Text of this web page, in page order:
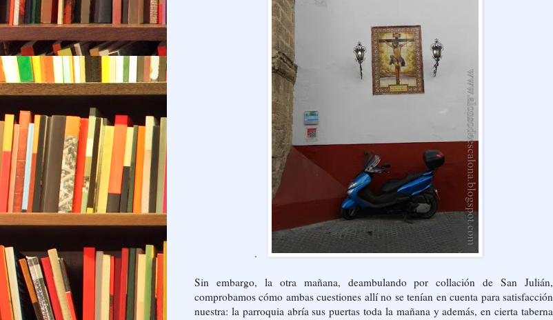
.
Sin embargo, la otra mañana, deambulando por collación de San Julián,
comprobamos cómo ambas cuestiones allí no se tenían en cuenta para satisfacción
nuestra: la parroquia abría sus puertas toda la mañana y además, en cierta taberna